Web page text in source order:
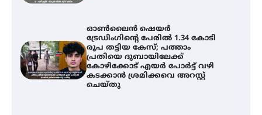
ഓൺലൈൻ ഷെയർ
ട്രേഡിംഗിന്റെ പേരിൽ 1.34 കോടി
രൂപ തട്ടിയ കേസ്; പത്താം
പ്രതിയെ ദുബായിലേക്ക്
കോഴിക്കോട് എയർ പോർട്ട് വഴി
കടക്കാൻ ശ്രമിക്കവെ അറസ്റ്റ്
ചെയ്തു